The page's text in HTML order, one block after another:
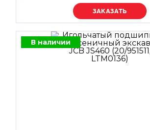
Уточняйте цену
В наличии